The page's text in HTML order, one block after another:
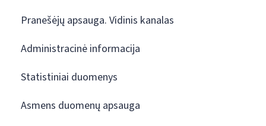
Pranešėjų apsauga. Vidinis kanalas
Administracinė informacija
Statistiniai duomenys
Asmens duomenų apsauga